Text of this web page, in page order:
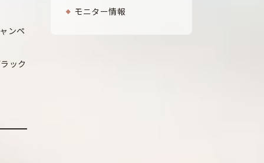
ンペ
ック
モニター情報